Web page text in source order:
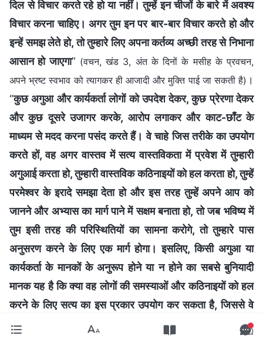
दिल से विचार करते रहे हो या नहीं। तुम्‍हें इन चीजों के बारे में अवश्‍य
विचार करना चाहिए। अगर तुम इन पर बार-बार विचार करते हो और
इन्हें समझ लेते हो, तो तुम्‍हारे लिए अपना कर्तव्‍य अच्‍छी तरह से निभाना
आसान हो जाएगा” (वचन, खंड 3, अंत के दिनों के मसीह के प्रवचन,
अपने भ्रष्ट स्वभाव को त्यागकर ही आजादी और मुक्ति पाई जा सकती है) ।
“कुछ अगुआ और कार्यकर्ता लोगों को उपदेश देकर, कुछ प्रेरणा देकर
और कुछ दूसरे उजागर करके, आरोप लगाकर और काट-छाँट के
माध्यम से मदद करना पसंद करते हैं। वे चाहे जिस तरीके का उपयोग
करते हों, वह अगर वास्तव में सत्य वास्तविकता में प्रवेश में तुम्हारी
अगुआई करता हो, तुम्हारी वास्तविक कठिनाइयों को हल करता हो, तुम्हें
परमेश्वर के इरादे समझा देता हो और इस तरह तुम्हें अपने आप को
जानने और अभ्यास का मार्ग पाने में सक्षम बनाता हो, तो जब भविष्य में
तुम इसी तरह की परिस्थितियों का सामना करोगे, तो तुम्हारे पास
अनुसरण करने के लिए एक मार्ग होगा। इसलिए, किसी अगुआ या
कार्यकर्ता के मानकों के अनुरूप होने या न होने का सबसे बुनियादी
मानक यह है कि क्या वह लोगों की समस्याओं और कठिनाइयों को हल
करने के लिए सत्य का इस प्रकार उपयोग कर सकता है, जिससे वे
सत्य समझ जाएँ और अभ्यास का मार्ग प्राप्त कर सकें
(वचन, खंड 5,